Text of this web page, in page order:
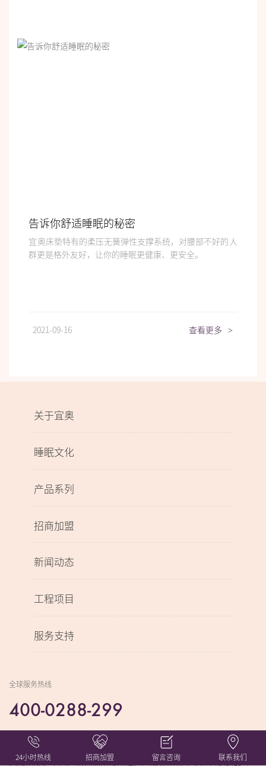
告诉你舒适睡眠的秘密
宜奥床垫特有的柔压无簧弹性支撑系统，对腰部不好的人
群更是格外友好，让你的睡眠更健康、更安全。
2021-09-16 查看更多 >
关于宜奥
睡眠文化
产品系列
招商加盟
新闻动态
工程项目
服务支持
全球服务热线
400-0288-299
展厅前台：0757-81989979
总部地址：中国广东省佛山市南海区西樵镇山根工业区青龙路10号
24小时热线 招商加盟 留言咨询 联系我们